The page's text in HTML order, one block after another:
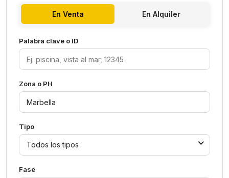
En Venta En Alquiler
Palabra clave o ID
Zona o PH
Tipo
Todos los tipos
Fase